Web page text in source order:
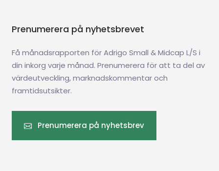
Prenumerera på nyhetsbrevet
Få månadsrapporten för Adrigo Small & Midcap L/S i
din inkorg varje månad. Prenumerera för att ta del av
värdeutveckling, marknadskommentar och
framtidsutsikter.
Prenumerera på nyhetsbrev